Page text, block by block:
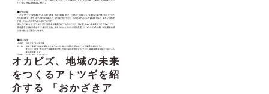
オカビズ、地域の未来
をつくるアトツギを紹
介する 「おかざきア